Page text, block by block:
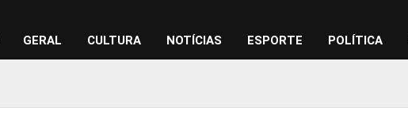
GERAL CULTURA NOTÍCIAS ESPORTE POLÍTICA